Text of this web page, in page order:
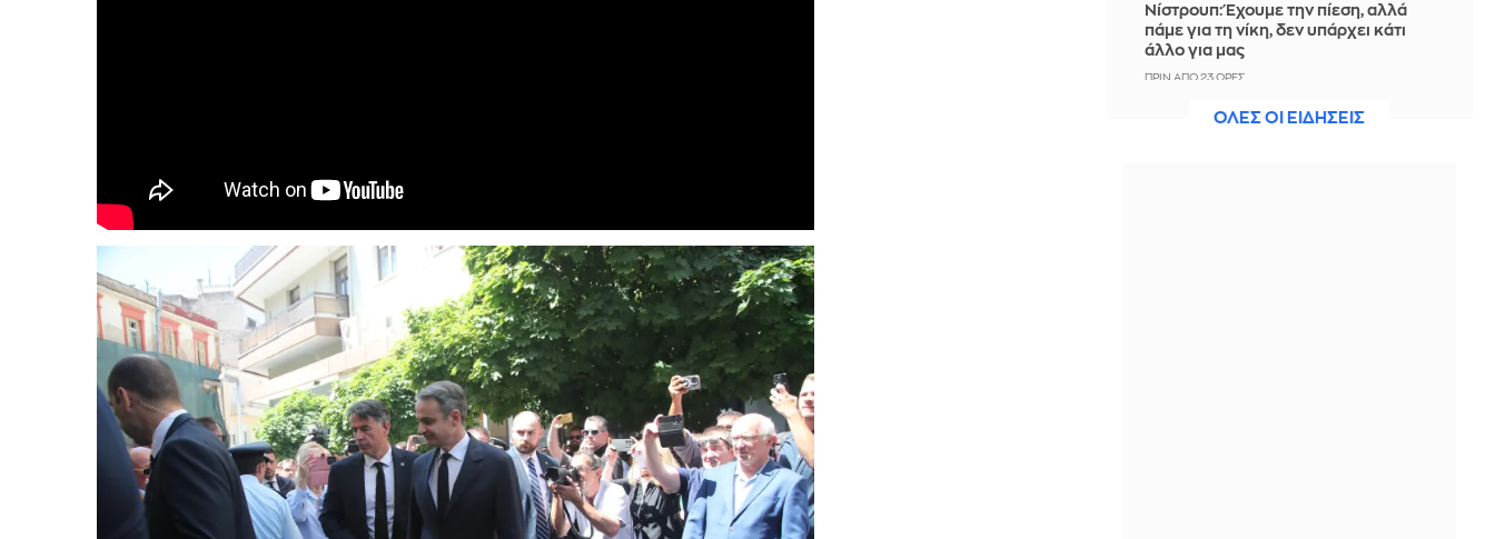
Νίστρουπ: Έχουμε την πίεση, αλλά
πάμε για τη νίκη, δεν υπάρχει κάτι
άλλο για μας
ΠΡΙΝ ΑΠΌ 23 ΏΡΕΣ
Άννα Πρέλεβιτς: Το τρυφερό
ΟΛΕΣ ΟΙ ΕΙΔΗΣΕΙΣ